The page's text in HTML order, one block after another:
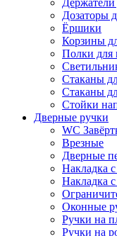
Дозаторы
Ёршики
Корзины
Полки для
Стаканы
Стаканы
Стойки
Дверные ручки
WC
Врезные
Дверные
Накладка
Накладка
Оконные
Ручки на
Ручки на